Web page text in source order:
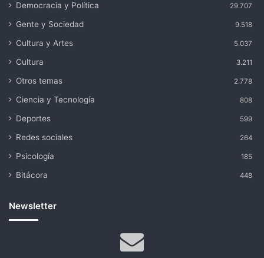
Democracia y Política 29.707
Gente y Sociedad 9.518
Cultura y Artes 5.037
Cultura 3.211
Otros temas 2.778
Ciencia y Tecnología 808
Deportes 599
Redes sociales 264
Psicología 185
Bitácora 448
Newsletter